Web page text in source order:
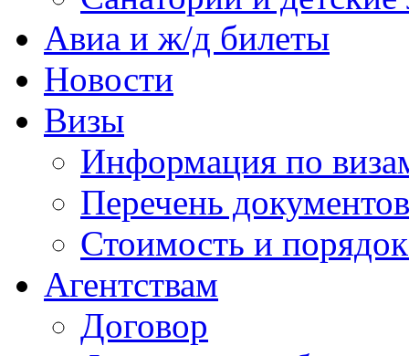
Авиа и ж/д билеты
Новости
Визы
Информация по
Перечень
Стоимость и
Агентствам
Договор